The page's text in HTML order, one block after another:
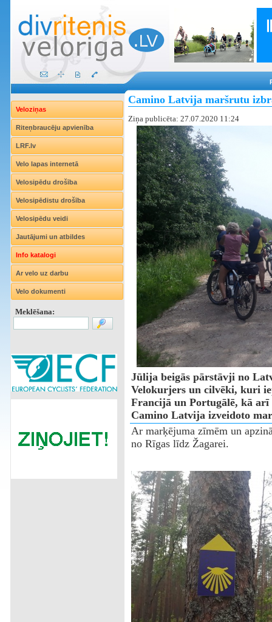
Veloziņas
Riteņbraucēju apvienība
LRF.lv
Velo lapas internetā
Velosipēdu drošība
Velosipēdistu drošība
Velosipēdu veidi
Jautājumi un atbildes
Info katalogi
Ar velo uz darbu
Velo dokumenti
Meklēšana:
Camino Latvija maršrutu
Ziņa publicēta: 27.07.2020 11:24
Jūlija beigās pārstāvji no
Velokurjers un cilvēki, kuri
Francijā un Portugālē, kā arī
Camino Latvija izveidoto
Ar marķējuma zīmēm un
no Rīgas līdz Žagarei.